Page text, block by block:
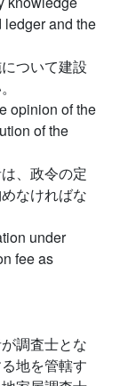
ledger and the
ついて建設
opinion of the
of the
、政令の定
なければな
under
fee as
調査士とな
地を管轄す